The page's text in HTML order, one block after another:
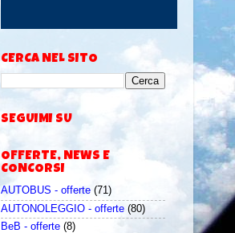
CERCA NEL SITO
SEGUIMI SU
OFFERTE, NEWS E
CONCORSI
AUTOBUS - offerte (71)
AUTONOLEGGIO - offerte (80)
BeB - offerte (8)